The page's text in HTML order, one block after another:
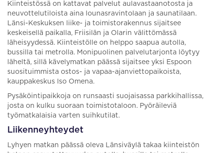
Kiinteistössä on kattavat palvelut aulavastaanotosta ja
neuvottelutiloista aina lounasravintolaan ja saunatilaan.
Länsi-Keskuksen liike- ja toimistorakennus sijaitsee
keskeisellä paikalla, Friisilän ja Olarin välittömässä
läheisyydessä. Kiinteistölle on helppo saapua autolla,
bussilla tai metrolla. Monipuolinen palvelutarjonta löytyy
läheltä, sillä kävelymatkan päässä sijaitsee yksi Espoon
suosituimmista ostos- ja vapaa-ajanviettopaikoista,
kauppakeskus Iso Omena.
Pysäköintipaikkoja on runsaasti suojaisassa parkkihallissa,
josta on kulku suoraan toimistotaloon. Pyöräileviä
työmatkalaisia varten suihkutilat.
Liikenneyhteydet
Lyhyen matkan päässä oleva Länsiväylä takaa kiinteistön